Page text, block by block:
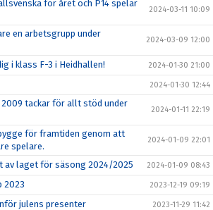
för året och P14 spelar
2024-03-11 10:09
en arbetsgrupp under
2024-03-09 12:00
i klass F-3 i Heidhallen! 2024-01-30 21:00
2024-01-30 12:44
tackar för allt stöd under
2024-01-11 22:19
för framtiden genom att
spelare.
2024-01-09 22:01
av laget för säsong 2024/2025 2024-01-09 08:43
2023 2023-12-19 09:19
julens presenter 2023-11-29 11:42